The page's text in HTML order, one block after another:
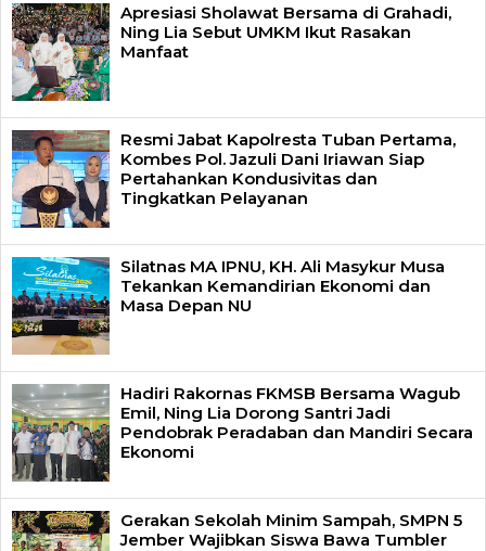
Apresiasi Sholawat Bersama di Grahadi,
Ning Lia Sebut UMKM Ikut Rasakan
Manfaat
Resmi Jabat Kapolresta Tuban Pertama,
Kombes Pol. Jazuli Dani Iriawan Siap
Pertahankan Kondusivitas dan
Tingkatkan Pelayanan
Silatnas MA IPNU, KH. Ali Masykur Musa
Tekankan Kemandirian Ekonomi dan
Masa Depan NU
Hadiri Rakornas FKMSB Bersama Wagub
Emil, Ning Lia Dorong Santri Jadi
Pendobrak Peradaban dan Mandiri Secara
Ekonomi
Gerakan Sekolah Minim Sampah, SMPN 5
Jember Wajibkan Siswa Bawa Tumbler